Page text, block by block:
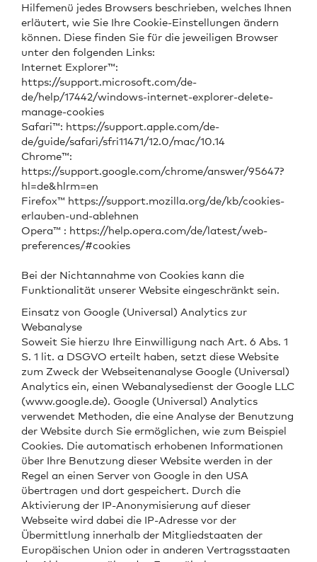
Hilfemenü jedes Browsers beschrieben, welches Ihnen
erläutert, wie Sie Ihre Cookie-Einstellungen ändern
können. Diese finden Sie für die jeweiligen Browser
unter den folgenden Links:
Internet Explorer™:
https://support.microsoft.com/de-
de/help/17442/windows-internet-explorer-delete-
manage-cookies
Safari™: https://support.apple.com/de-
de/guide/safari/sfri11471/12.0/mac/10.14
Chrome™:
https://support.google.com/chrome/answer/95647?
hl=de&hlrm=en
Firefox™ https://support.mozilla.org/de/kb/cookies-
erlauben-und-ablehnen
Opera™ : https://help.opera.com/de/latest/web-
preferences/#cookies
Bei der Nichtannahme von Cookies kann die
Funktionalität unserer Website eingeschränkt sein.
Einsatz von Google (Universal) Analytics zur
Webanalyse
Soweit Sie hierzu Ihre Einwilligung nach Art. 6 Abs. 1
S. 1 lit. a DSGVO erteilt haben, setzt diese Website
zum Zweck der Webseitenanalyse Google (Universal)
Analytics ein, einen Webanalysedienst der Google LLC
(www.google.de). Google (Universal) Analytics
verwendet Methoden, die eine Analyse der Benutzung
der Website durch Sie ermöglichen, wie zum Beispiel
Cookies. Die automatisch erhobenen Informationen
über Ihre Benutzung dieser Website werden in der
Regel an einen Server von Google in den USA
übertragen und dort gespeichert. Durch die
Aktivierung der IP-Anonymisierung auf dieser
Webseite wird dabei die IP-Adresse vor der
Übermittlung innerhalb der Mitgliedstaaten der
Europäischen Union oder in anderen Vertragsstaaten